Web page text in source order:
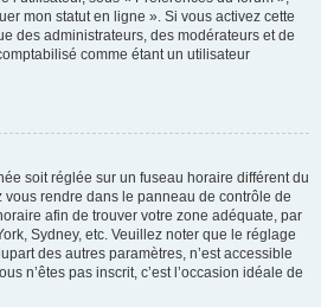
mon statut en ligne ». Si vous activez cette
des administrateurs, des modérateurs et de
comme étant un utilisateur
soit réglée sur un fuseau horaire différent du
vous rendre dans le panneau de contrôle de
afin de trouver votre zone adéquate, par
Sydney, etc. Veuillez noter que le réglage
des autres paramètres, n’est accessible
n’êtes pas inscrit, c’est l’occasion idéale de